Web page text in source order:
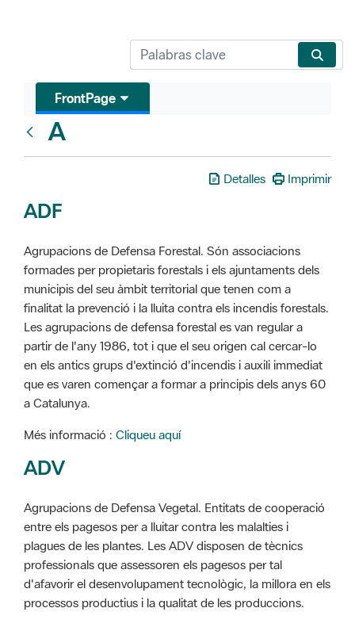
FrontPage
A
Detalles Imprimir
ADF
Agrupacions de Defensa Forestal. Són associacions
formades per propietaris forestals i els ajuntaments dels
municipis del seu àmbit territorial que tenen com a
finalitat la prevenció i la lluita contra els incendis forestals.
Les agrupacions de defensa forestal es van regular a
partir de l'any 1986, tot i que el seu origen cal cercar-lo
en els antics grups d'extinció d'incendis i auxili immediat
que es varen començar a formar a principis dels anys 60
a Catalunya.
Més informació : Cliqueu aquí
ADV
Agrupacions de Defensa Vegetal. Entitats de cooperació
entre els pagesos per a lluitar contra les malalties i
plagues de les plantes. Les ADV disposen de tècnics
professionals que assessoren els pagesos per tal
d'afavorir el desenvolupament tecnològic, la millora en els
processos productius i la qualitat de les produccions.